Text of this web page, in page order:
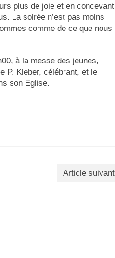
plus de joie et en concevant
La soirée n’est pas moins
comme de ce que nous
à la messe des jeunes,
P. Kleber, célébrant, et le
son Eglise.
Article suivant